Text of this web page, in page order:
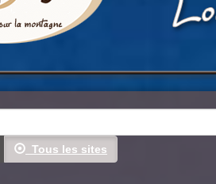
Tous les sites